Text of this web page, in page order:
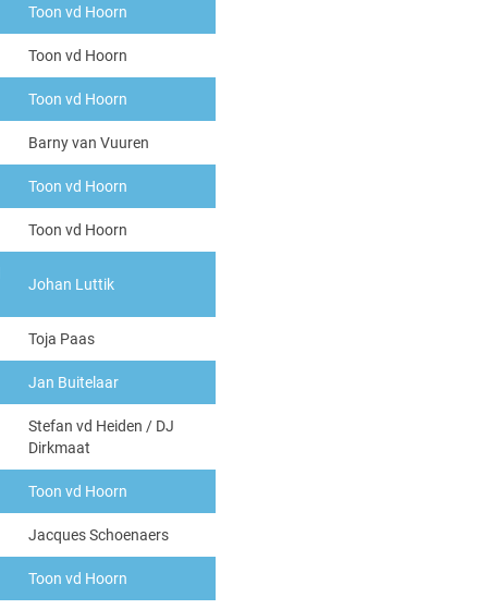
Toon vd Hoorn
Toon vd Hoorn
Toon vd Hoorn
Barny van Vuuren
Toon vd Hoorn
Toon vd Hoorn
Johan Luttik
Toja Paas
Jan Buitelaar
Stefan vd Heiden / DJ
Dirkmaat
Toon vd Hoorn
Jacques Schoenaers
Toon vd Hoorn